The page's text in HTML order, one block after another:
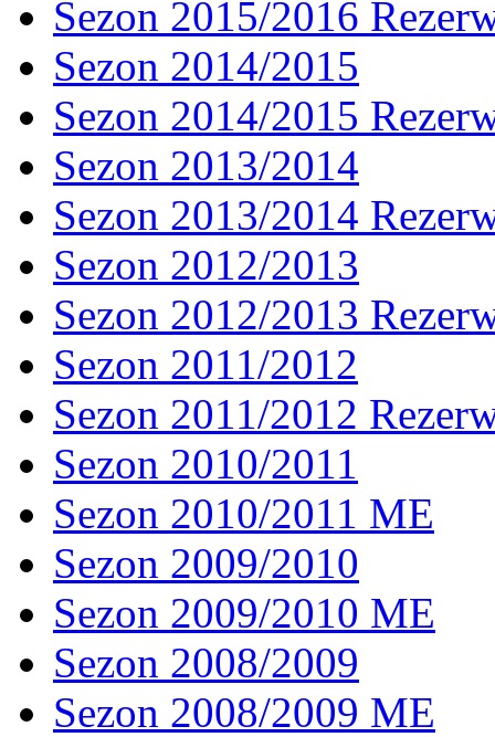
Sezon 2015/2016
Sezon 2014/2015
Sezon 2014/2015
Sezon 2013/2014
Sezon 2013/2014
Sezon 2012/2013
Sezon 2012/2013
Sezon 2011/2012
Sezon 2011/2012
Sezon 2010/2011
Sezon 2010/2011 ME
Sezon 2009/2010
Sezon 2009/2010 ME
Sezon 2008/2009
Sezon 2008/2009 ME